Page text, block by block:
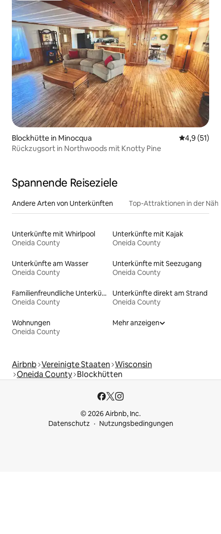
Blockhütte in Minocqua
4,9 (51)
Rückzugsort in Northwoods mit Knotty Pine
Spannende Reiseziele
Andere Arten von Unterkünften Top-Attraktionen in der
Unterkünfte mit Whirlpool
Oneida County
Unterkünfte mit Kajak
Oneida County
Unterkünfte am Wasser
Oneida County
Unterkünfte mit Seezugang
Oneida County
Familienfreundliche Unterkünfte
Oneida County
Unterkünfte direkt am Strand
Oneida County
Wohnungen
Oneida County
Mehr anzeigen
Airbnb Vereinigte Staaten Wisconsin
Oneida County Blockhütten
© 2026 Airbnb, Inc.
Datenschutz
Nutzungsbedingungen